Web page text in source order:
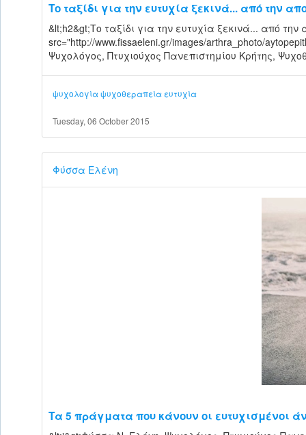
Το ταξίδι για την ευτυχία ξεκινά... από την
&lt;h2&gt;Το ταξίδι για την ευτυχία ξεκινά... από την
src="http://www.fissaeleni.gr/images/arthra_photo/
Ψυχολόγος, Πτυχιούχος Πανεπιστημίου Κρήτης,
ψυχολογίαψυχοθεραπεία ευτυχία
Tuesday, 06 October 2015
Φύσσα Ελένη
Τα 5 πράγματα που κάνουν οι ευτυχισμένοι